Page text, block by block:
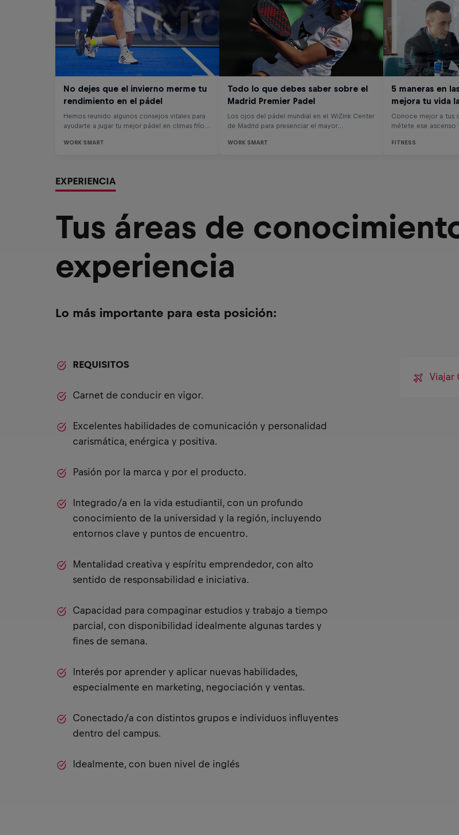
EXPERIENCIA
Tus áreas de
experiencia
Lo más importante para esta posición:
REQUISITOS
Carnet de conducir en vigor.
Excelentes habilidades de comunicación y personalidad
carismática, enérgica y positiva.
Pasión por la marca y por el producto.
Integrado/a en la vida estudiantil, con un profundo
conocimiento de la universidad y la región, incluyendo
entornos clave y puntos de encuentro.
Mentalidad creativa y espíritu emprendedor, con alto
sentido de responsabilidad e iniciativa.
Capacidad para compaginar estudios y trabajo a tiempo
parcial, con disponibilidad idealmente algunas tardes y
fines de semana.
Interés por aprender y aplicar nuevas habilidades,
especialmente en marketing, negociación y ventas.
Conectado/a con distintos grupos e individuos influyentes
dentro del campus.
Idealmente, con buen nivel de inglés
Viajar